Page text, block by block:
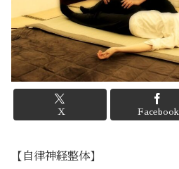
X Facebook
【自律神経整体】